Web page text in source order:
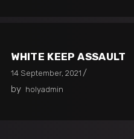
WHITE KEEP ASSAULT
14 September, 2021
by holyadmin